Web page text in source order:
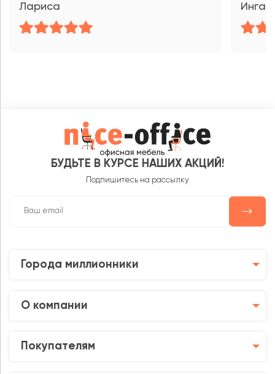
Лариса Инга
БУДЬТЕ В КУРСЕ НАШИХ АКЦИЙ!
Подпишитесь на рассылку
Города миллионники
О компании
Покупателям